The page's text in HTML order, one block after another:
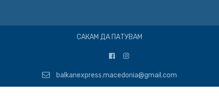
САКАМ ДА ПАТУВАМ
balkanexpress.macedonia@gmail.com